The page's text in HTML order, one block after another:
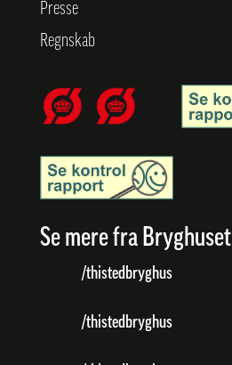
Presse
Regnskab
Se mere fra Bryghuset
/thistedbryghus
/thistedbryghus